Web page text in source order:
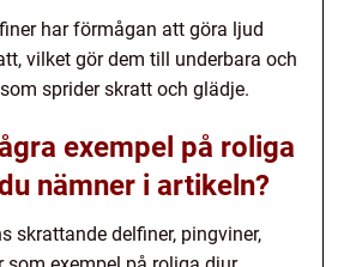
har förmågan att göra ljud
vilket gör dem till underbara och
sprider skratt och glädje.
exempel på roliga
nämner i artikeln?
skrattande delfiner, pingviner,